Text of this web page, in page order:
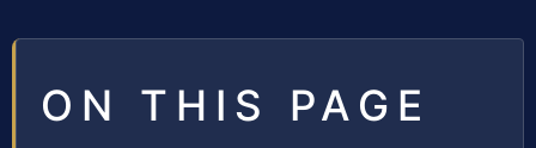
ON THIS PAGE